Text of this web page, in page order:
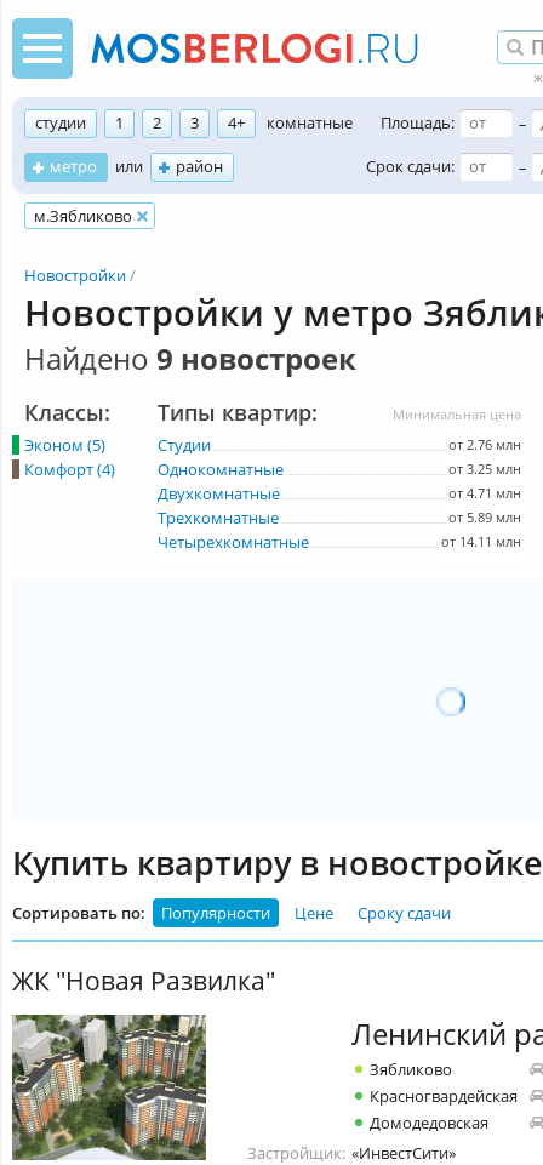
студии 1 2 3 4+
комнатные
метро
или район
Площадь:
–
Срок сдачи:
–
м.Зябликово
Новостройки
Новостройки у метро
Найдено 9 новостроек
Классы:
Эконом (5)
Комфорт (4)
Минимальная цена
Типы квартир:
Студии от 2.76 млн
Однокомнатные от 3.25 млн
Двухкомнатные от 4.71 млн
Трехкомнатные от 5.89 млн
Четырехкомнатные от 14.11 млн
Купить квартиру в
Сортировать по: Популярности Цене Сроку сдачи
ЖК "Новая Развилка"
Ленинский
Зябликово
Красногвардейская
Домодедовская
Застройщик: «ИнвестСити»